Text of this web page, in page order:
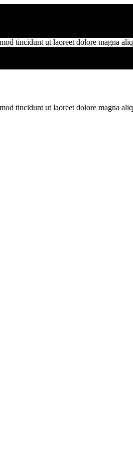
tincidunt ut laoreet dolore magna
tincidunt ut laoreet dolore magna